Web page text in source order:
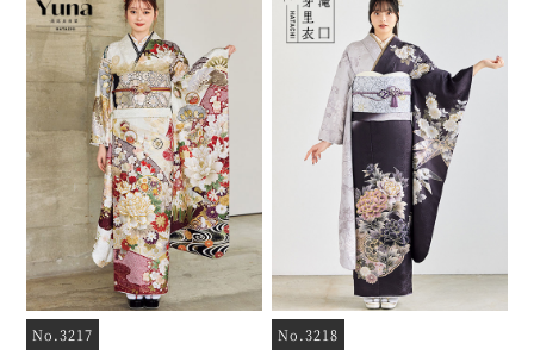
No.3217 No.3218